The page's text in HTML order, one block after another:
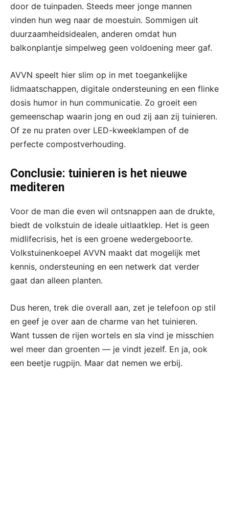
door de tuinpaden. Steeds meer jonge mannen
vinden hun weg naar de moestuin. Sommigen uit
duurzaamheidsidealen, anderen omdat hun
balkonplantje simpelweg geen voldoening meer gaf.
AVVN speelt hier slim op in met toegankelijke
lidmaatschappen, digitale ondersteuning en een flinke
dosis humor in hun communicatie. Zo groeit een
gemeenschap waarin jong en oud zij aan zij tuinieren.
Of ze nu praten over LED-kweeklampen of de
perfecte compostverhouding.
Conclusie: tuinieren is het nieuwe
mediteren
Voor de man die even wil ontsnappen aan de drukte,
biedt de volkstuin de ideale uitlaatklep. Het is geen
midlifecrisis, het is een groene wedergeboorte.
Volkstuinenkoepel AVVN maakt dat mogelijk met
kennis, ondersteuning en een netwerk dat verder
gaat dan alleen planten.
Dus heren, trek die overall aan, zet je telefoon op stil
en geef je over aan de charme van het tuinieren.
Want tussen de rijen wortels en sla vind je misschien
wel meer dan groenten — je vindt jezelf. En ja, ook
een beetje rugpijn. Maar dat nemen we erbij.